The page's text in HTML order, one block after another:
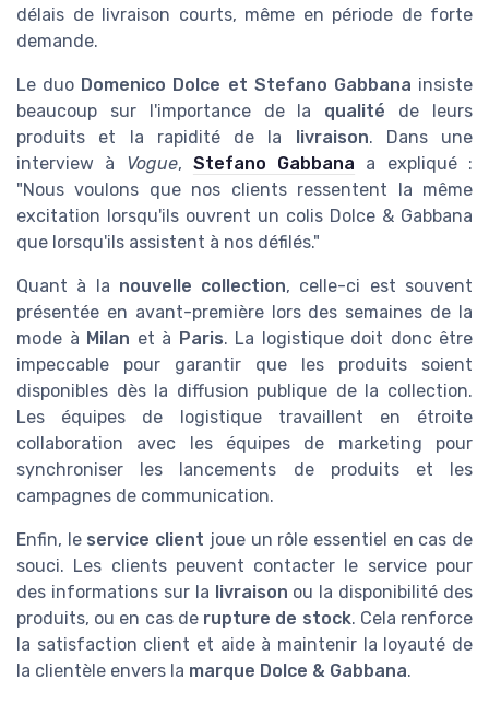
délais de livraison courts, même en période de forte
demande.
Le duo Domenico Dolce et Stefano Gabbana insiste
beaucoup sur l'importance de la qualité de leurs
produits et la rapidité de la
livraison. Dans une
interview à Vogue, Stefano Gabbana a expliqué :
"Nous voulons que nos clients ressentent la même
excitation lorsqu'ils ouvrent un colis Dolce & Gabbana
que lorsqu'ils assistent à nos défilés."
Quant à la nouvelle collection, celle-ci est souvent
présentée en avant-première lors des semaines de la
mode à Milan et à Paris. La logistique doit donc être
impeccable pour garantir que les produits soient
disponibles dès la diffusion publique de la collection.
Les équipes de logistique travaillent en étroite
collaboration avec les équipes de marketing pour
synchroniser les lancements de produits et les
campagnes de communication.
Enfin, le service client joue un rôle essentiel en cas de
souci. Les clients peuvent contacter le service pour
des informations sur la livraison ou la disponibilité des
produits, ou en cas de rupture de stock. Cela renforce
la satisfaction client et aide à maintenir la loyauté de
la clientèle envers la marque Dolce & Gabbana.